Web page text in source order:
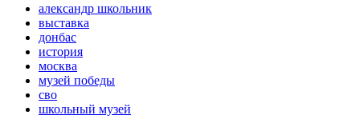
александр школьник
выставка
донбас
история
москва
музей победы
сво
школьный музей